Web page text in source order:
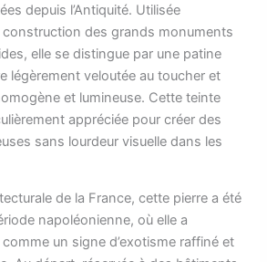
depuis l’Antiquité. Utilisée
des grands monuments
elle se distingue par une patine
légèrement veloutée au toucher et
et lumineuse. Cette teinte
appréciée pour créer des
sans lourdeur visuelle dans les
de la France, cette pierre a été
napoléonienne, où elle a
un signe d’exotisme raffiné et